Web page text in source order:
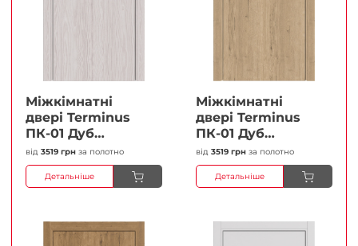
Міжкімнатні
двері Terminus
ПК-01 Дуб
перлиний Глухі
Плівка
від 3519 грн за полотно
Детальніше
Міжкімнатні
двері Terminus
ПК-01 Дуб
класичний Глухі
Плівка
від 3519 грн за полотно
Детальніше